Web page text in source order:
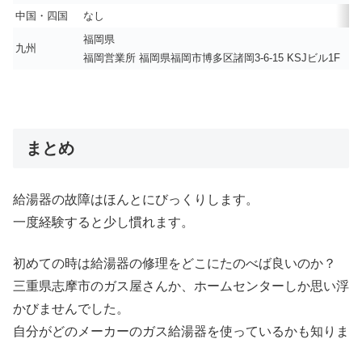
中国・四国
なし
九州
福岡県
福岡営業所 福岡県福岡市博多区諸岡3-6-15 KSJビル1F
まとめ
給湯器の故障はほんとにびっくりします。
一度経験すると少し慣れます。
初めての時は給湯器の修理をどこにたのべば良いのか？
三重県志摩市のガス屋さんか、ホームセンターしか思い浮
かびませんでした。
自分がどのメーカーのガス給湯器を使っているかも知りま